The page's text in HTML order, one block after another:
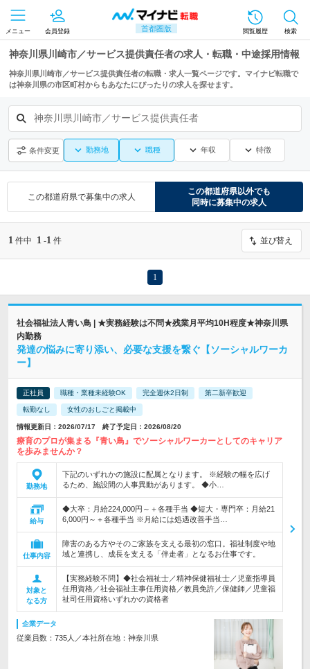
首都圏版
メニュー 会員登録 閲覧履歴 検索
神奈川県川崎市／サービス提供責任者の求人・転職・中途採用情報
神奈川県川崎市／サービス提供責任者の転職・求人一覧ページです。マイナビ転職で
は神奈川県の市区町村からもあなたにぴったりの求人を探せます。
神奈川県川崎市／サービス提供責任者
条件変更 勤務地 職種 年収 特徴
この都道府県で募集中の求人
この都道府県以外でも
同時に募集中の求人
1 件中 1 -1 件 並び替え
1
社会福祉法人青い鳥 | ★実務経験は不問★残業月平均10H程度★神奈川県
内勤務
発達の悩みに寄り添い、必要な支援を繋ぐ【ソーシャルワーカ
ー】
正社員 職種・業種未経験OK 完全週休2日制 第二新卒歓迎
転勤なし 女性のおしごと掲載中
情報更新日：2026/07/17 終了予定日：2026/08/20
療育のプロが集まる『青い鳥』でソーシャルワーカーとしてのキャリア
を歩みませんか？
勤務地
下記のいずれかの施設に配属となります。 ※経験の幅を広げ
るため、施設間の人事異動があります。 ◆小…
給与
◆大卒：月給224,000円～＋各種手当 ◆短大・専門卒：月給21
6,000円～＋各種手当 ※月給には処遇改善手当…
仕事内容
障害のある方やそのご家族を支える最初の窓口。福祉制度や地
域と連携し、成長を支える「伴走者」となるお仕事です。
対象と
なる方
【実務経験不問】◆社会福祉士／精神保健福祉士／児童指導員
任用資格／社会福祉主事任用資格／教員免許／保健師／児童福
祉司任用資格いずれかの資格者
企業データ
従業員数：735人／本社所在地：神奈川県